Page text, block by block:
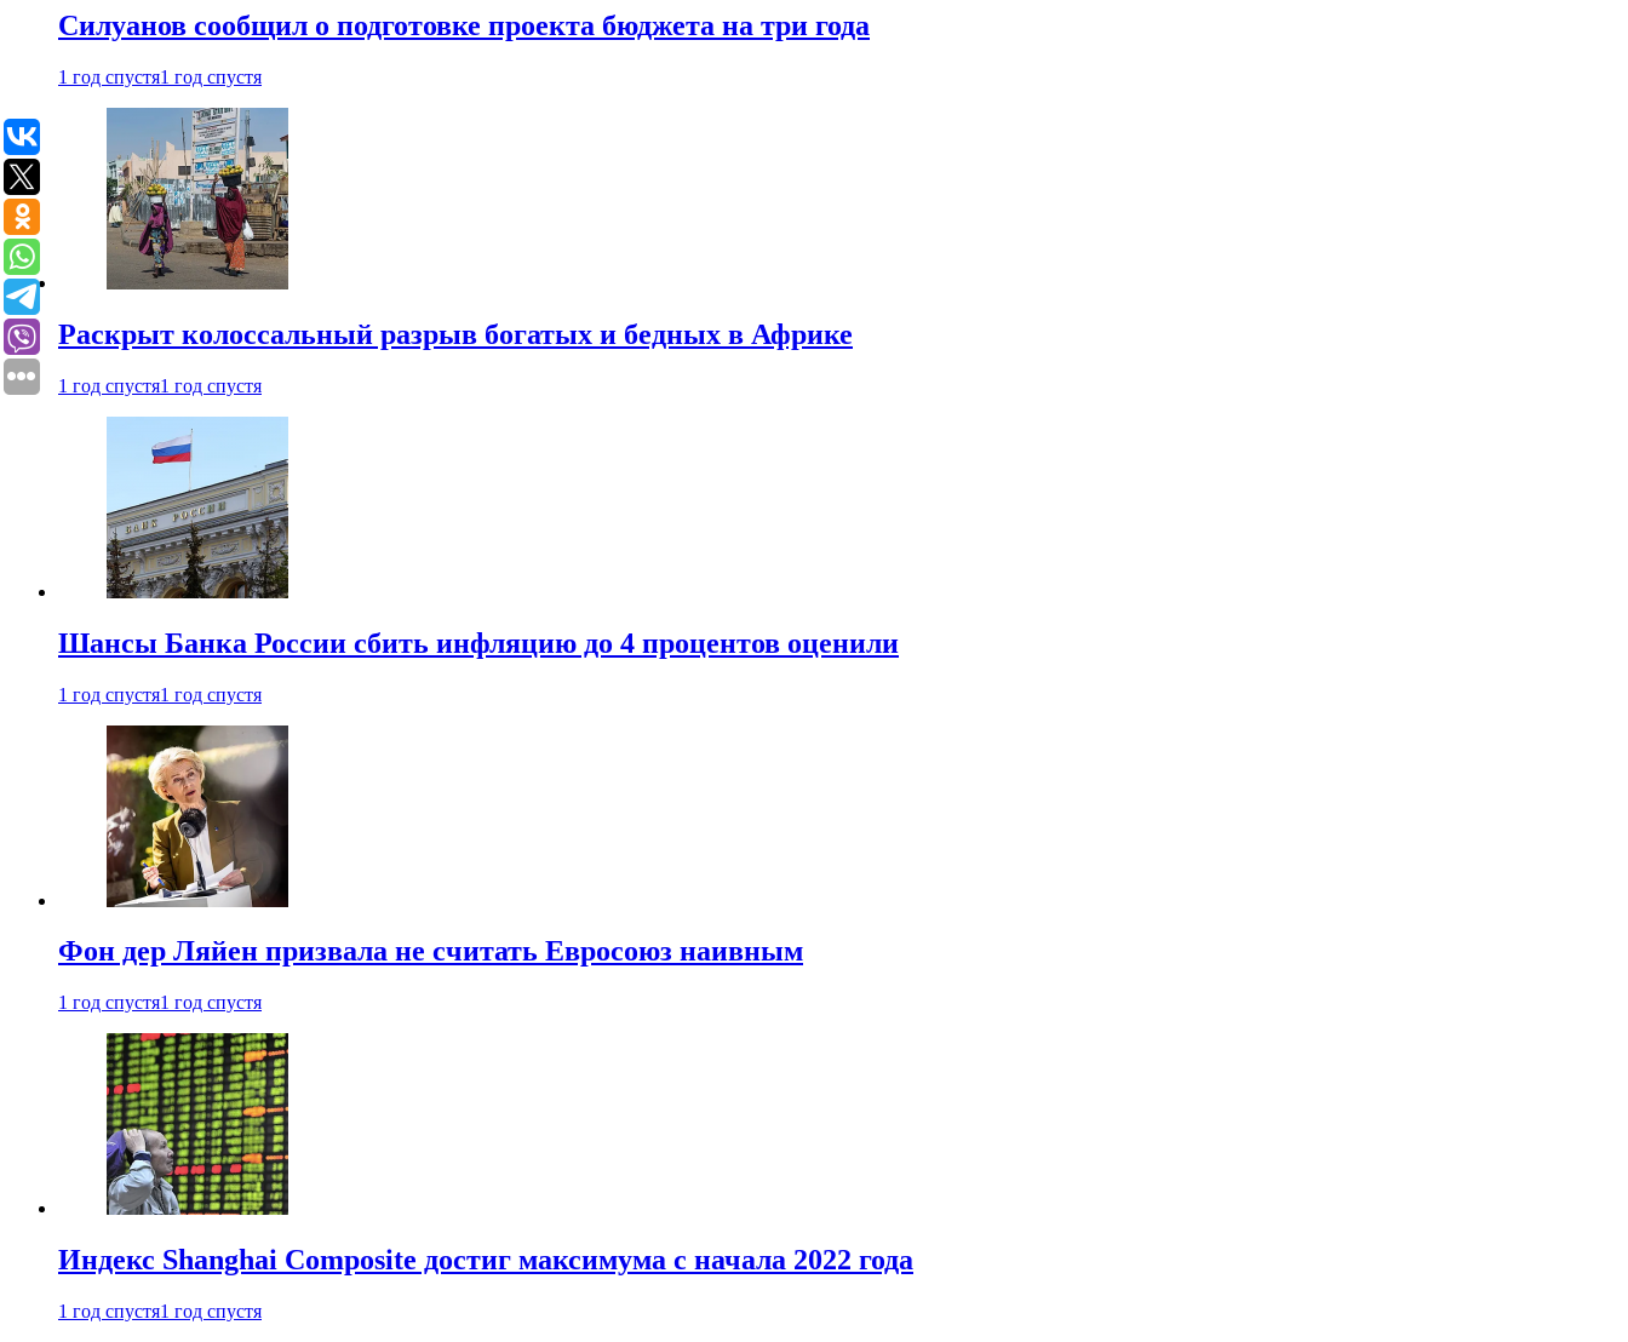
Силуанов сообщил о подготовке проекта бюджета на три года
1 год спустя1 год спустя
Раскрыт колоссальный разрыв богатых и бедных в Африке
1 год спустя1 год спустя
Шансы Банка России сбить инфляцию до 4 процентов оценили
1 год спустя1 год спустя
Фон дер Ляйен призвала не считать Евросоюз наивным
1 год спустя1 год спустя
Индекс Shanghai Composite достиг максимума с начала 2022 года
1 год спустя1 год спустя